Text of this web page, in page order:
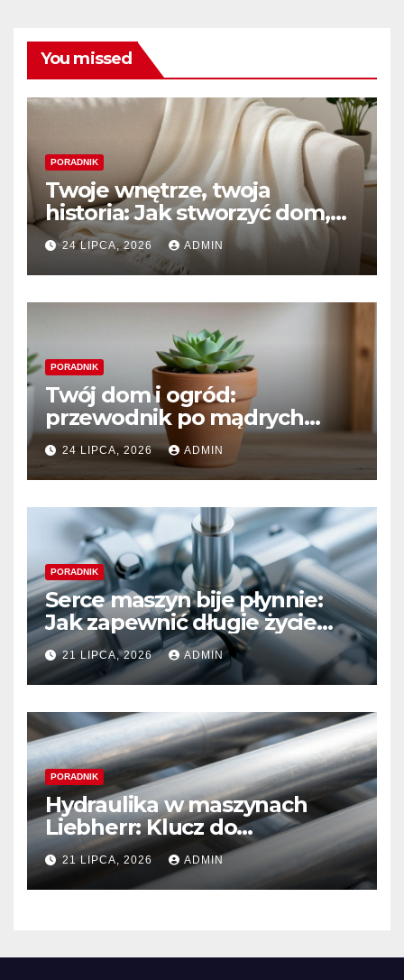
You missed
PORADNIK
Twoje wnętrze, twoja
historia: Jak stworzyć dom,
który naprawdę kochasz
24 LIPCA, 2026 ADMIN
PORADNIK
Twój dom i ogród:
przewodnik po mądrych
wyborach i trwałym pięknie
24 LIPCA, 2026 ADMIN
PORADNIK
Serce maszyn bije płynnie:
Jak zapewnić długie życie
systemom hydraulicznym
Sauer Danfoss
21 LIPCA, 2026 ADMIN
PORADNIK
Hydraulika w maszynach
Liebherr: Klucz do
niezawodności i optymalnej
wydajności
21 LIPCA, 2026 ADMIN